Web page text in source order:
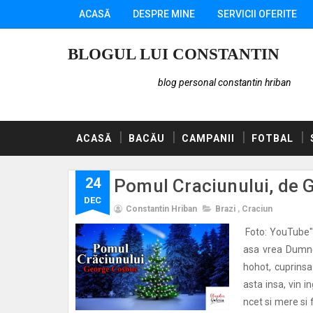
ACASĂ DESPRE MINE SERVICII OFERITE
BLOGUL LUI CONSTANTIN
blog personal constantin hriban
ACASĂ BACĂU CAMPANII FOTBAL
24
DEC
Pomul Craciunului, de
Constantin Hriban Brazi , Craciun
Foto:
asa vrea
hohot,
asta insa, vin
ncet si mere si